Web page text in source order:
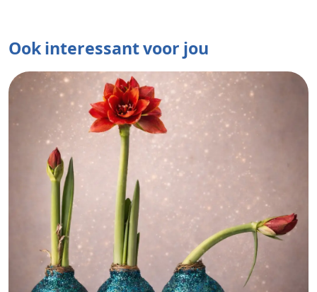
Ook interessant voor jou